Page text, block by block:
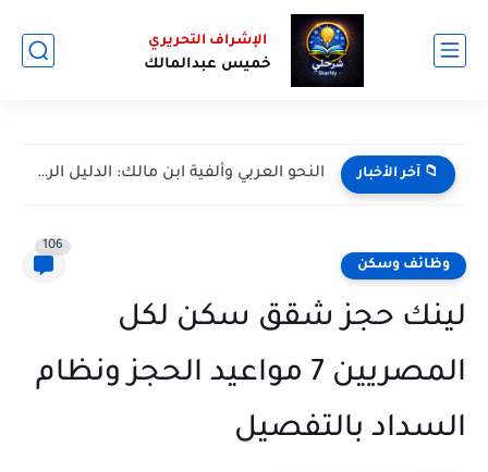
الإشراف التحريري
خميس عبدالمالك
📁 آخر الأخبار النحو العربي وألفية ابن مالك: الدليل الرئيسي
وظائف وسكن
106
لينك حجز شقق سكن لكل
المصريين 7 مواعيد الحجز ونظام
السداد بالتفصيل